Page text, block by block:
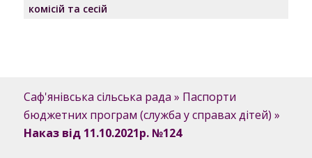
комісій та сесій
Саф'янівська сільська рада » Паспорти
бюджетних програм (служба у справах дітей) »
Наказ від 11.10.2021р. №124